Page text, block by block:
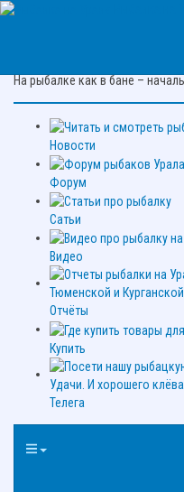
На рыбалке как в бане –
Новости
Форум
Сатьи
Видео
Отчёты
Купить
Телега